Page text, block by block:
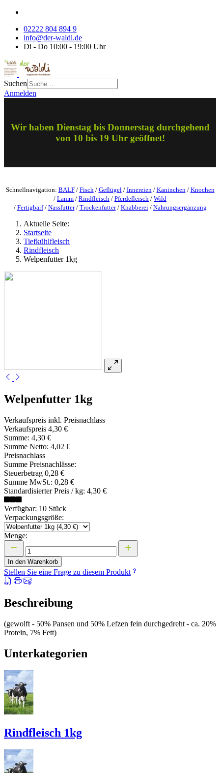
02222 804 894 9
info@der-waldi.de
Di - Do 10:00 - 19:00 Uhr
Suchen
Anmelden
Wir haben Dienstag bis Donnerstag durchgehend
von 10 bis 19 Uhr geöffnet!
Schnellnavigation: BALF/ Fisch/ Geflügel/ Innereien/ Kaninchen/ Knochen
/ Lamm / Rindfleisch / Pferdefleisch / Wild
/ Fertigbarf/ Nassfutter/ Trockenfutter/ Knabberei/ Nahrungsergänzung
Aktuelle Seite:
Startseite
Tiefkühlfleisch
Rindfleisch
Welpenfutter 1kg
Welpenfutter 1kg
Verkaufspreis inkl. Preisnachlass
Verkaufspreis 4,30 €
Summe: 4,30 €
Summe Netto: 4,02 €
Preisnachlass
Summe Preisnachlässe:
Steuerbetrag 0,28 €
Summe MwSt.: 0,28 €
Standardisierter Preis / kg: 4,30 €
Verfügbar: 10 Stück
Verpackungsgröße:
Menge:
In den Warenkorb
Stellen Sie eine Frage zu diesem Produkt
Beschreibung
(gewolft - 50% Pansen und 50% Lefzen fein durchgedreht - ca. 20%
Protein, 7% Fett)
Unterkategorien
Rindfleisch 1kg